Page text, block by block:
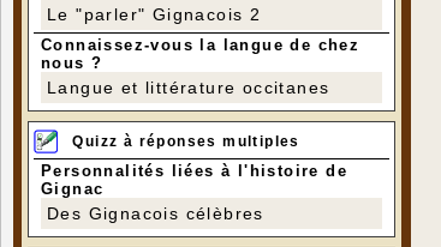
Le "parler" Gignacois 2
Connaissez-vous la langue de chez
nous ?
Langue et littérature occitanes
Quizz à réponses multiples
Personnalités liées à l'histoire de
Gignac
Des Gignacois célèbres